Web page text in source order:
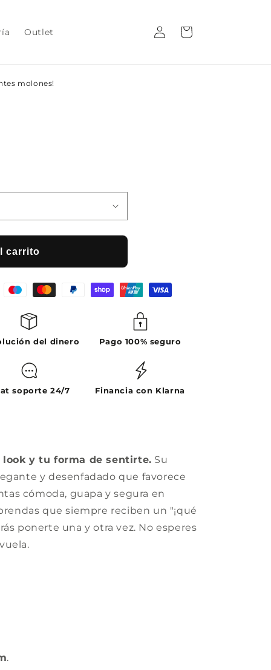
Outlet
Iniciar
sesión
Carrito
molones!
carrito
del dinero Pago 100% seguro
soporte 24/7 Financia con Klarna
y tu forma de sentirte. Su
y desenfadado que favorece
cómoda, guapa y segura en
que siempre reciben un "¡qué
ponerte una y otra vez. No esperes
.